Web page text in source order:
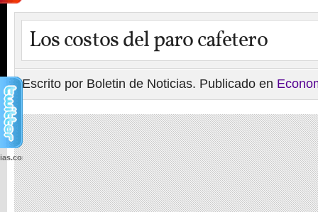
Los costos del paro cafetero
Escrito por Boletin de Noticias. Publicado en
wp-